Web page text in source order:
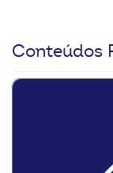
Conteúdos